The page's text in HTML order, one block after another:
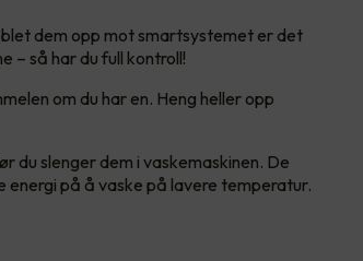
dem opp mot smartsystemet er det
– så har du full kontroll!
om du har en. Heng heller opp
du slenger dem i vaskemaskinen. De
energi på å vaske på lavere temperatur.